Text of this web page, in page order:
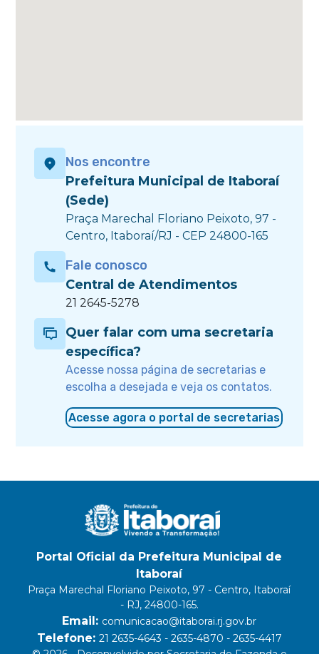
Nos encontre
Prefeitura Municipal de Itaboraí
(Sede)
Praça Marechal Floriano Peixoto, 97 -
Centro, Itaboraí/RJ - CEP 24800-165
Fale conosco
Central de Atendimentos
21 2645-5278
Quer falar com uma secretaria
específica?
Acesse nossa página de secretarias e
escolha a desejada e veja os contatos.
Acesse agora o portal de secretarias
Portal Oficial da Prefeitura Municipal de
Itaboraí
Praça Marechal Floriano Peixoto, 97 - Centro, Itaboraí
- RJ, 24800-165.
Email: comunicacao@itaborai.rj.gov.br
Telefone: 21 2635-4643 - 2635-4870 - 2635-4417